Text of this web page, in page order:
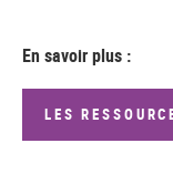
En savoir plus :
LES